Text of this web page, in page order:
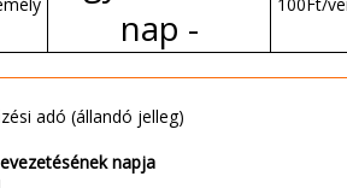
nap -
adó (állandó jelleg)
napja